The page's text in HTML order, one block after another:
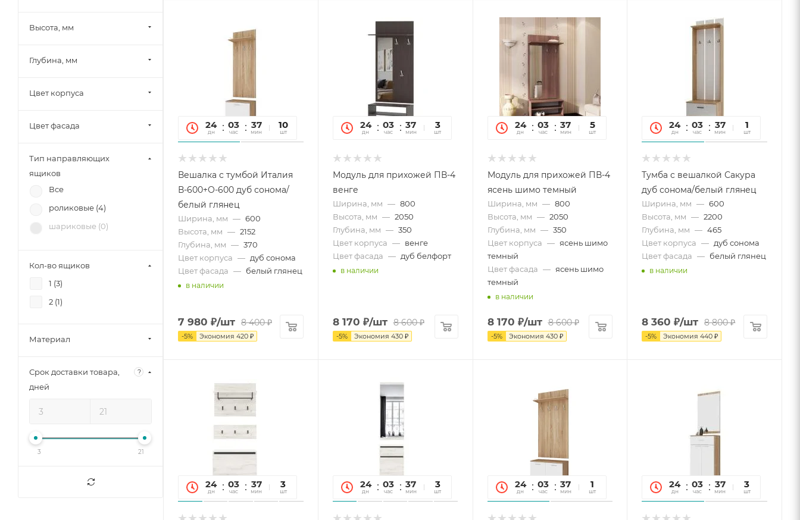
24
дн
03
час
37
мин
31
сек
10
шт
Вешалка с тумбой Италия
В-600+О-600 дуб сонома/
белый глянец
Ширина, мм — 600
Высота, мм — 2152
Глубина, мм — 370
Цвет корпуса — дуб сонома
Цвет фасада — белый глянец
в наличии
7 980 ₽/шт 8 400₽
-5% Экономия 420 ₽
24
дн
03
час
37
мин
31
сек
3
шт
Модуль для прихожей ПВ-4
венге
Ширина, мм — 800
Высота, мм — 2050
Глубина, мм — 350
Цвет корпуса — венге
Цвет фасада — дуб белфорт
в наличии
8 170 ₽/шт 8 600₽
-5% Экономия 430₽
24
дн
03
час
37
мин
31
сек
5
шт
Модуль для прихожей ПВ-4
ясень шимо темный
Ширина, мм — 800
Высота, мм — 2050
Глубина, мм — 350
Цвет корпуса — ясень шимо
темный
Цвет фасада — ясень шимо
темный
в наличии
8 170 ₽/шт 8 600₽
-5% Экономия 430₽
24
дн
03
час
37
мин
31
сек
1
шт
Тумба с вешалкой Сакура
дуб сонома/белый глянец
Ширина, мм — 600
Высота, мм — 2200
Глубина, мм — 465
Цвет корпуса — дуб сонома
Цвет фасада — белый глянец
в наличии
8 360 ₽/шт 8 800₽
-5% Экономия440 ₽
24
дн
03
час
37
мин
31
сек
3
шт
24
дн
03
час
37
мин
31
сек
3
шт
24
дн
03
час
37
мин
31
сек
1
шт
24
дн
03
час
37
мин
31
сек
3
шт
Диал (
Высота, мм
Глубина, мм
Цвет корпуса
Цвет фасада
Тип направляющих
ящиков
Все
роликовые (4)
шариковые (0)
Кол-во ящиков
1 (3)
2 (1)
Материал
Срок доставки товара,
дней
?
3 21